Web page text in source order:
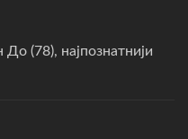
(78), најпознатнији